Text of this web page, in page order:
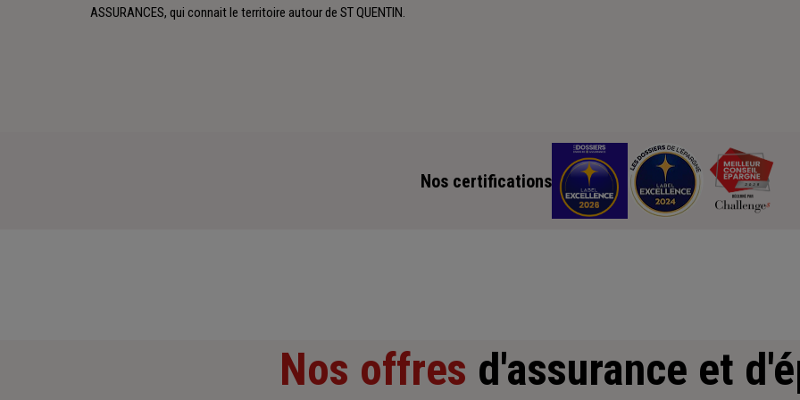
ASSURANCES, qui connait le territoire autour de ST QUENTIN.
Nos certifications
Nos offres d'assurance et